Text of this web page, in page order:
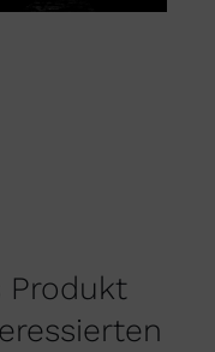
Produkt